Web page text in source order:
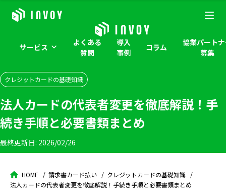
サービス
よくある
質問
導入
事例
コラム
協業パート
募集
クレジットカードの基礎知識
法人カードの代表者変更を徹底解説！手
続き手順と必要書類まとめ
最終更新日: 2026/02/26
HOME 請求書カード払い
クレジットカードの基礎知識
法人カードの代表者変更を徹底解説！手続き手順と必要書類まとめ